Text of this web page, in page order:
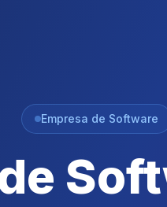
Empresa de Software